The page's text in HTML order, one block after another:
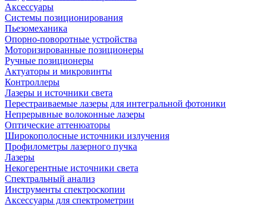
Аксессуары
Системы позиционирования
Пьезомеханика
Опорно-поворотные устройства
Моторизированные позиционеры
Ручные позиционеры
Актуаторы и микровинты
Контроллеры
Лазеры и источники света
Перестраиваемые лазеры для интегральной фотоники
Непрерывные волоконные лазеры
Оптические аттенюаторы
Широкополосные источники излучения
Профилометры лазерного пучка
Лазеры
Некогерентные источники света
Спектральный анализ
Инструменты спектроскопии
Аксессуары для спектрометрии